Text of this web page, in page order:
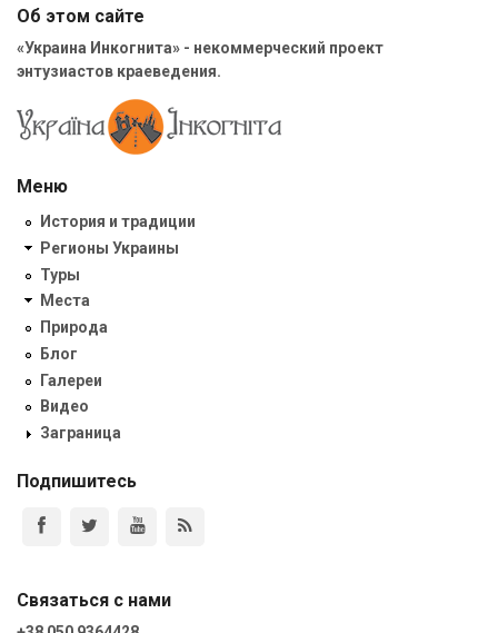
Об этом сайте
«Украина Инкогнита» - некоммерческий проект
энтузиастов краеведения.
Меню
История и традиции
Регионы Украины
Туры
Места
Природа
Блог
Галереи
Видео
Заграница
Подпишитесь
Связаться с нами